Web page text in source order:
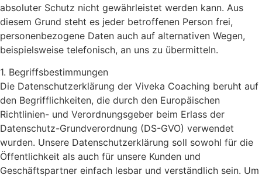
absoluter Schutz nicht gewährleistet werden kann. Aus
diesem Grund steht es jeder betroffenen Person frei,
personenbezogene Daten auch auf alternativen Wegen,
beispielsweise telefonisch, an uns zu übermitteln.
1. Begriffsbestimmungen
Die Datenschutzerklärung der Viveka Coaching beruht auf
den Begrifflichkeiten, die durch den Europäischen
Richtlinien- und Verordnungsgeber beim Erlass der
Datenschutz-Grundverordnung (DS-GVO) verwendet
wurden. Unsere Datenschutzerklärung soll sowohl für die
Öffentlichkeit als auch für unsere Kunden und
Geschäftspartner einfach lesbar und verständlich sein. Um